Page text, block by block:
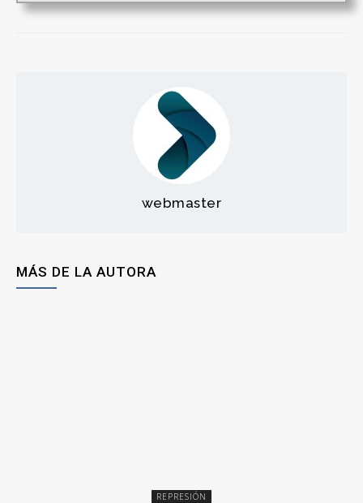
webmaster
MÁS DE LA AUTORA
REPRESIÓN